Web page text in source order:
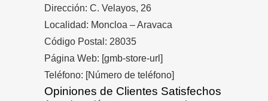
Dirección: C. Velayos, 26
Localidad: Moncloa – Aravaca
Código Postal: 28035
Página Web: [gmb-store-url]
Teléfono: [Número de teléfono]
Opiniones de Clientes Satisfechos